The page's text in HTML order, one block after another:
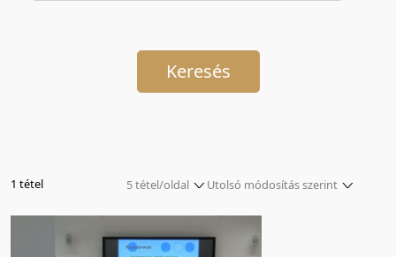
Keresés
Utolsó módosítás szerint
Relevancia szerint
Kezdés/felvétel dátuma szerint
1 tétel
5 tétel/oldal
5 tétel/oldal
10 tétel/oldal